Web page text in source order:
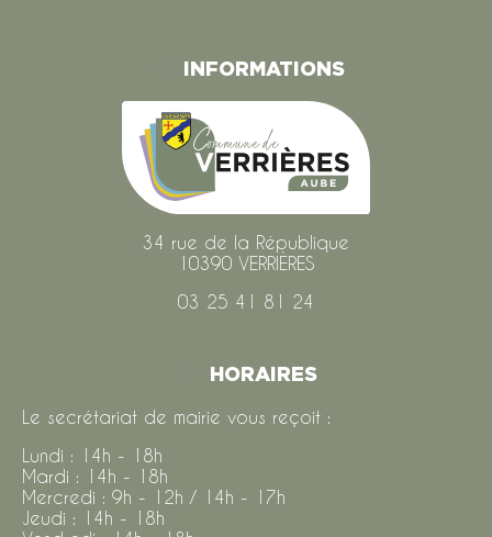
INFORMATIONS
34 rue de la République
10390 VERRIÈRES
03 25 41 81 24
HORAIRES
Le secrétariat de mairie vous reçoit :
Lundi : 14h - 18h
Mardi : 14h - 18h
Mercredi : 9h - 12h / 14h - 17h
Jeudi : 14h - 18h